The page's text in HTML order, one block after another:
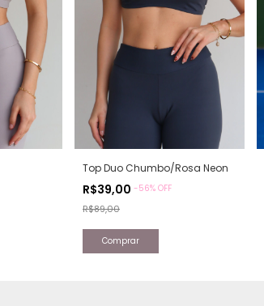
Top Duo Chumbo/Rosa Neon
R$39,00 -56% OFF
R$89,00
Comprar